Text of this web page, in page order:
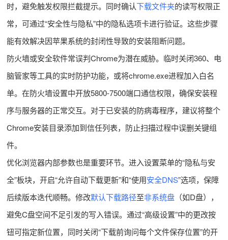
时，避免触发权限拦截提示。同时确认下载文件夹的读写权限正
常，可通过“安全性与隐私”中的隐私选项卡进行验证。这些步骤
能有效解决因苹果系统的封闭性导致的安装阻断问题。
防火墙或安全软件常误判Chrome为潜在威胁。临时关闭360、电
脑管家等工具的实时防护功能，或将chrome.exe进程加入白名
单。在防火墙设置中开放5800-7500端口通信权限，确保安装程
序与服务器的正常交互。对于已安装的防病毒程序，建议将整个
Chrome安装目录添加到信任列表，防止扫描过程中误删关键组
件。
优化浏览器内部参数也是重要环节。进入设置菜单的“隐私与安
全”板块，开启“允许自动下载更新”和“使用安全DNS”选项，保障
后续版本迭代顺畅。修改默认下载路径至非系统盘（如D盘），
避免C盘空间不足引发的写入错误。通过“高级设置”中的更改按
钮可指定新位置，同时关闭“下载前询问每个文件保存位置”的开